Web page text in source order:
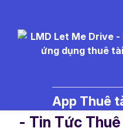
App Thuê
- Tin Tức Thuê